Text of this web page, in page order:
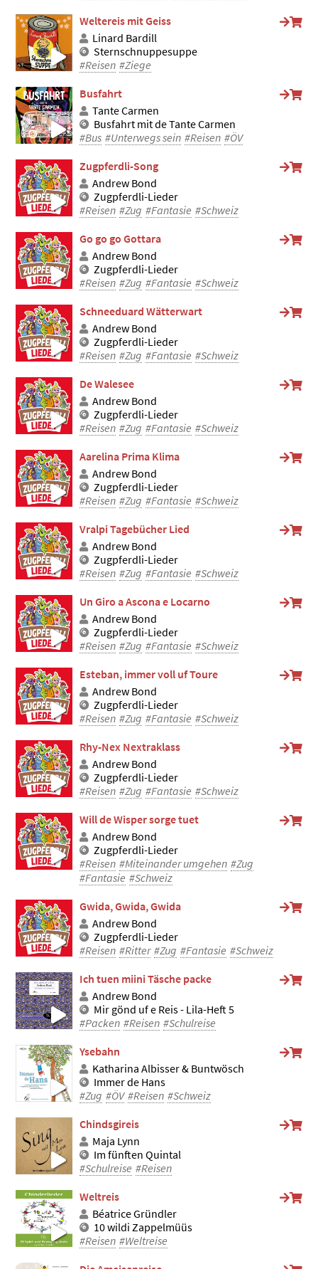
Weltereis mit Geiss
Linard Bardill
Sternschnuppesuppe
#Reisen #Ziege
Busfahrt
Tante Carmen
Busfahrt mit de Tante Carmen
#Bus #Unterwegs sein #Reisen #ÖV
Zugpferdli-Song
Andrew Bond
Zugpferdli-Lieder
#Reisen #Zug #Fantasie #Schweiz
Go go go Gottara
Andrew Bond
Zugpferdli-Lieder
#Reisen #Zug #Fantasie #Schweiz
Schneeduard Wätterwart
Andrew Bond
Zugpferdli-Lieder
#Reisen #Zug #Fantasie #Schweiz
De Walesee
Andrew Bond
Zugpferdli-Lieder
#Reisen #Zug #Fantasie #Schweiz
Aarelina Prima Klima
Andrew Bond
Zugpferdli-Lieder
#Reisen #Zug #Fantasie #Schweiz
Vralpi Tagebücher Lied
Andrew Bond
Zugpferdli-Lieder
#Reisen #Zug #Fantasie #Schweiz
Un Giro a Ascona e Locarno
Andrew Bond
Zugpferdli-Lieder
#Reisen #Zug #Fantasie #Schweiz
Esteban, immer voll uf Toure
Andrew Bond
Zugpferdli-Lieder
#Reisen #Zug #Fantasie #Schweiz
Rhy-Nex Nextraklass
Andrew Bond
Zugpferdli-Lieder
#Reisen #Zug #Fantasie #Schweiz
Will de Wisper sorge tuet
Andrew Bond
Zugpferdli-Lieder
#Reisen #Miteinander umgehen #Zug
#Fantasie #Schweiz
Gwida, Gwida, Gwida
Andrew Bond
Zugpferdli-Lieder
#Reisen #Ritter #Zug #Fantasie #Schweiz
Ich tuen miini Täsche packe
Andrew Bond
Mir gönd uf e Reis - Lila-Heft 5
#Packen #Reisen #Schulreise
Ysebahn
Katharina Albisser & Buntwösch
Immer de Hans
#Zug #ÖV #Reisen #Schweiz
Chindsgireis
Maja Lynn
Im fünften Quintal
#Schulreise #Reisen
Weltreis
Béatrice Gründler
10 wildi Zappelmüüs
#Reisen #Weltreise